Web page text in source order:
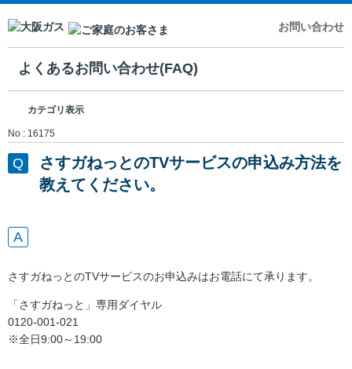
お問い合わせ
よくあるお問い合わせ(FAQ)
カテゴリ表示
No : 16175
さすガねっとのTVサービスの申込み方法を
教えてください。
さすガねっとのTVサービスのお申込みはお電話にて承ります。
「さすガねっと」専用ダイヤル
0120-001-021
※全日9:00～19:00